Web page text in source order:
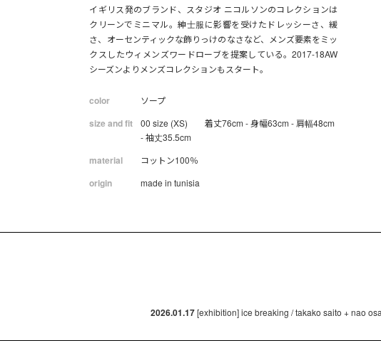
イギリス発のブランド、スタジオ ニコルソンのコレクションは
クリーンでミニマル。紳士服に影響を受けたドレッシーさ、緩
さ、オーセンティックな飾りっけのなさなど、メンズ要素をミッ
クスしたウィメンズワードローブを提案している。2017-18AW
シーズンよりメンズコレクションもスタート。
color ソープ
size and fit
00 size (XS) 着丈76cm - 身幅63cm - 肩幅48cm
- 袖丈35.5cm
material コットン100％
origin made in tunisia
2026.01.17[exhibition] ice breaking / takako saito + nao